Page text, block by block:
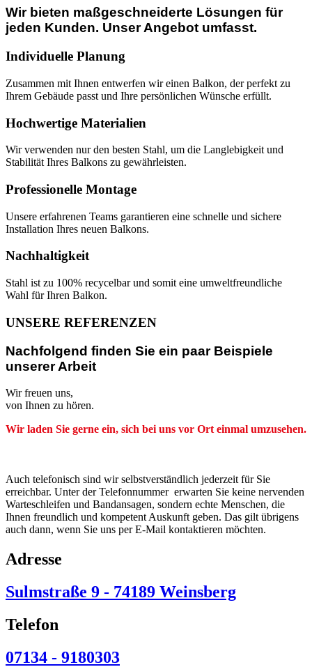
Wir bieten maßgeschneiderte Lösungen für
jeden Kunden. Unser Angebot umfasst.
Individuelle Planung
Zusammen mit Ihnen entwerfen wir einen Balkon, der perfekt zu
Ihrem Gebäude passt und Ihre persönlichen Wünsche erfüllt.
Hochwertige Materialien
Wir verwenden nur den besten Stahl, um die Langlebigkeit und
Stabilität Ihres Balkons zu gewährleisten.
Professionelle Montage
Unsere erfahrenen Teams garantieren eine schnelle und sichere
Installation Ihres neuen Balkons.
Nachhaltigkeit
Stahl ist zu 100% recycelbar und somit eine umweltfreundliche
Wahl für Ihren Balkon.
UNSERE REFERENZEN
Nachfolgend finden Sie ein paar Beispiele
unserer Arbeit
Wir freuen uns,
von Ihnen zu hören.
Wir laden Sie gerne ein, sich bei uns vor Ort einmal umzusehen.
Auch telefonisch sind wir selbstverständlich jederzeit für Sie
erreichbar. Unter der Telefonnummer erwarten Sie keine nervenden
Warteschleifen und Bandansagen, sondern echte Menschen, die
Ihnen freundlich und kompetent Auskunft geben. Das gilt übrigens
auch dann, wenn Sie uns per E-Mail kontaktieren möchten.
Adresse
Sulmstraße 9 - 74189 Weinsberg
Telefon
07134 - 9180303